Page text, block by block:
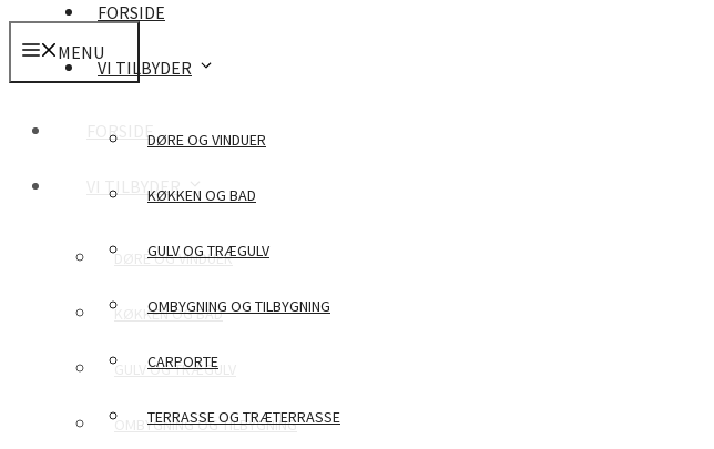
FORSIDE
VI TILBYDER
DØRE OG VINDUER
KØKKEN OG BAD
GULV OG TRÆGULV
OMBYGNING OG TILBYGNING
CARPORTE
TERRASSE OG TRÆTERRASSE
MENU
FORSIDE
VI TILBYDER
DØRE OG VINDUER
KØKKEN OG BAD
GULV OG TRÆGULV
OMBYGNING OG TILBYGNING